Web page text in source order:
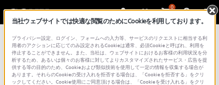
0
総合サポート・お問い合わせ
文書番号 : S1110278002074 / 最終更新日 : 2016/09/27
当社ウェブサイトでは快適な閲覧のためにCookieを利用しております。
プライバシー設定、ログイン、フォームへの入力等、サービスのリクエストに相当する利
用者のアクションに応じてのみ設定されるCookieは通常、必須Cookieと呼ばれ、利用を
停止することができません。また、当社は、ウェブサイトにおけるお客様の利用状況を分
析するため、あるいは個々のお客様に対してよりカスタマイズされたサービス・広告を提
供する等の目的のため、Cookieおよび類似技術を使用して一定の情報を収集する場合が
あります。それらのCookieの受け入れを拒否する場合は、「Cookieを拒否する」をクリ
ックしてください。Cookie使用にご同意頂ける場合は、「Cookieを受け入れる」をクリ